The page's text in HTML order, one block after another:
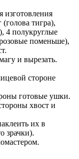
изготовления
тигра),
4 полукруглые
поменьше),
и вырезать.
стороне
готовые ушки.
хвост и
их в
зрачки).